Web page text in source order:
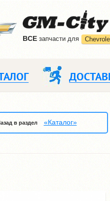
ВCE запчасти для
в раздел «Каталог»